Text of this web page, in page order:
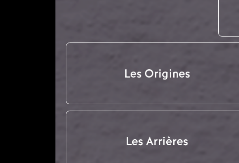
Les Origines
Les Arrières